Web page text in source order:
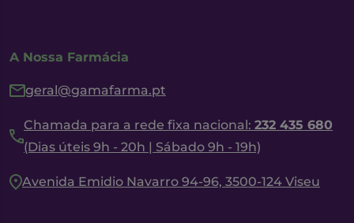
A Nossa Farmácia
geral@gamafarma.pt
Chamada para a rede fixa nacional: 232 435 680
(Dias úteis 9h - 20h | Sábado 9h - 19h)
Avenida Emidio Navarro 94-96, 3500-124 Viseu